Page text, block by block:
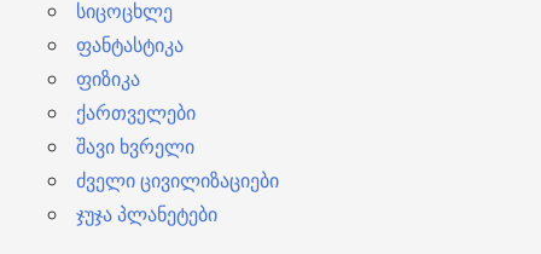
სიცოცხლე
ფანტასტიკა
ფიზიკა
ქართველები
შავი ხვრელი
ძველი ცივილიზაციები
ჯუჯა პლანეტები